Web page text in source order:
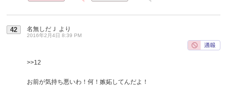
42 名無しだＪ より
2016年2月4日 8:39 PM
>>12
お前が気持ち悪いわ！何！嫉妬してんだよ！